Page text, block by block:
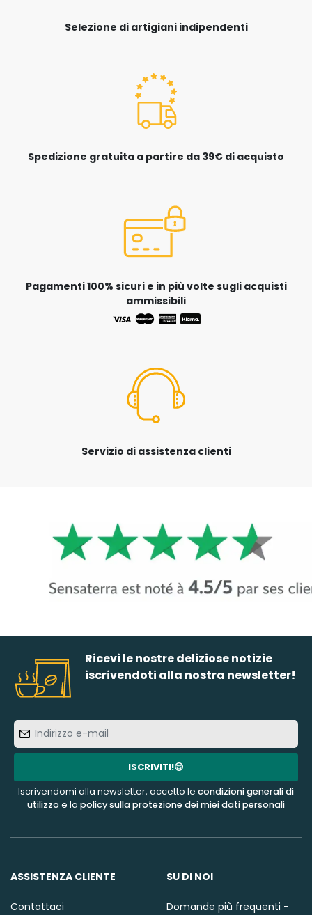
Selezione di artigiani indipendenti
Spedizione gratuita a partire da 39€ di acquisto
Pagamenti 100% sicuri e in più volte sugli acquisti
ammissibili
Servizio di assistenza clienti
Ricevi le nostre deliziose notizie
iscrivendoti alla nostra newsletter!
e-
mail
ISCRIVITI!😊
Iscrivendomi alla newsletter, accetto le condizioni generali di
utilizzoe la policy sulla protezione dei miei dati personali
ASSISTENZA CLIENTE
Contattaci
SU DI NOI
Domande più frequenti -